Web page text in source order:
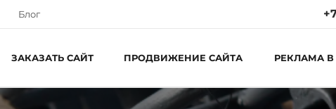
Блог
ЗАКАЗАТЬ САЙТ ПРОДВИЖЕНИЕ САЙТА РЕКЛАМА В